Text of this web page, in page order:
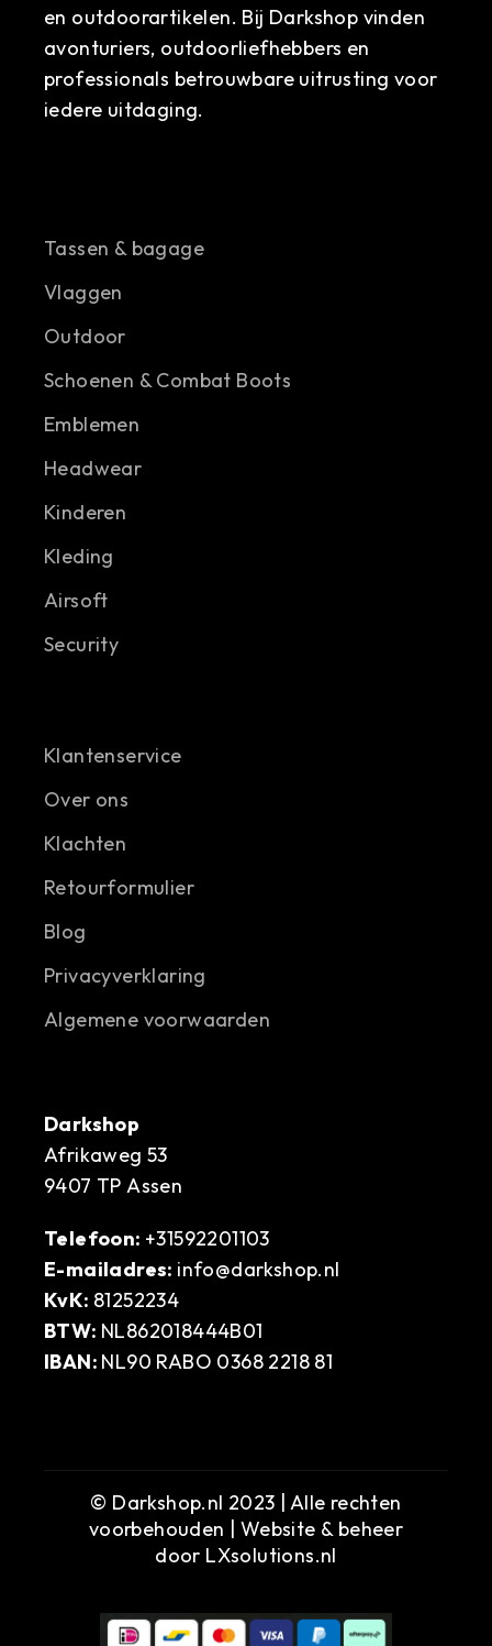
en outdoorartikelen. Bij Darkshop vinden
avonturiers, outdoorliefhebbers en
professionals betrouwbare uitrusting voor
iedere uitdaging.
Tassen & bagage
Vlaggen
Outdoor
Schoenen & Combat Boots
Emblemen
Headwear
Kinderen
Kleding
Airsoft
Security
Klantenservice
Over ons
Klachten
Retourformulier
Blog
Privacyverklaring
Algemene voorwaarden
Darkshop
Afrikaweg 53
9407 TP Assen
Telefoon: +31592201103
E-mailadres: info@darkshop.nl
KvK: 81252234
BTW: NL862018444B01
IBAN: NL90 RABO 0368 2218 81
© Darkshop.nl 2023 | Alle rechten
voorbehouden | Website & beheer
door LXsolutions.nl